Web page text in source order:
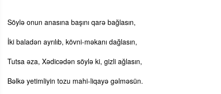
Söylə onun anasına başını qarə bağlasın,
İki baladən ayrılıb, kövni-məkanı dağlasın,
Tutsa əza, Xədicədən söylə ki, gizli ağlasın,
Bəlkə yetimliyin tozu mahi-liqayə gəlməsün.